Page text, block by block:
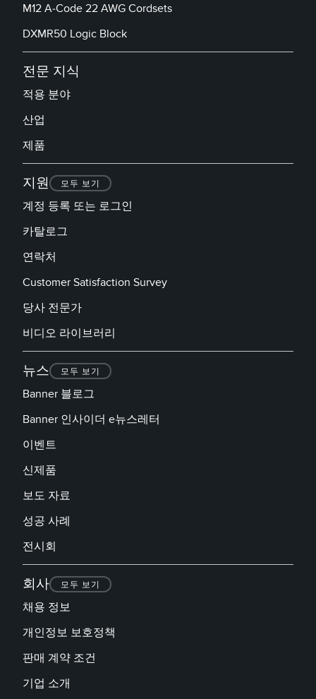
M12 A-Code 22 AWG Cordsets
DXMR50 Logic Block
전문 지식
적용 분야
산업
제품
지원 모두 보기
계정 등록 또는 로그인
카탈로그
연락처
Customer Satisfaction Survey
당사 전문가
비디오 라이브러리
뉴스 모두 보기
Banner 블로그
Banner 인사이더 e뉴스레터
이벤트
신제품
보도 자료
성공 사례
전시회
회사 모두 보기
채용 정보
개인정보 보호정책
판매 계약 조건
기업 소개